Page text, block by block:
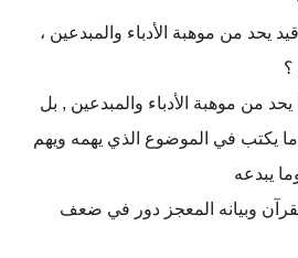
يحد من موهبة الأدباء والمبدعين ،
؟
يحد من موهبة الأدباء والمبدعين , بل
يكتب في الموضوع الذي يهمه ويهم
يبدعه
وبيانه المعجز دور في ضعف